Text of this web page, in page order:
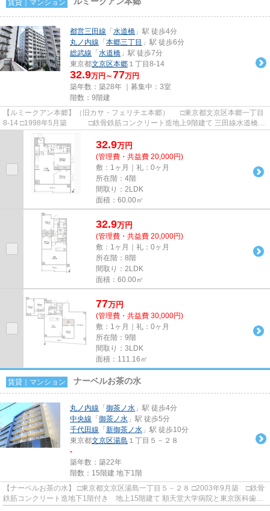
賃貸｜マンション
都営三田線 「 水道橋 」駅 徒歩4分
丸ノ内線 「 本郷三丁目 」駅 徒歩6分
総武線 「 水道橋 」駅 徒歩7分
東京都文京区本郷 １丁目8-14
32.9万円～77万円
築年数：築28年 ｜募集中： 3室
階数：9階建
【ルミークアン本郷】（旧カサ・フェリチエ本郷） □東京都文京区本郷一丁目
8-14 □1998年5月築 □鉄骨鉄筋コンクリート造地上9階建て 三田線水道橋駅
から徒歩4分の立地に建つ...
32.9万円
(管理費・共益費 20,000円)
敷：1ヶ月｜礼：0ヶ月
所在階：4階
間取り：2LDK
面積：60.00㎡
32.9万円
(管理費・共益費 20,000円)
敷：1ヶ月｜礼：0ヶ月
所在階：8階
間取り：2LDK
面積：60.00㎡
77万円
(管理費・共益費 30,000円)
敷：1ヶ月｜礼：0ヶ月
所在階：9階
間取り：3LDK
面積：111.16㎡
賃貸｜マンション ナーベルお茶の水
丸ノ内線 「 御茶ノ水 」駅 徒歩4分
中央線 「 御茶ノ水 」駅 徒歩5分
千代田線 「 新御茶ノ水 」駅 徒歩10分
東京都文京区湯島 １丁目５－２８
-
築年数：築22年
階数：15階建 地下1階
【ナーベルお茶の水】 □東京都文京区湯島一丁目５－２８ □2003年9月築 □鉄骨
鉄筋コンクリート造地下1階付き 地上15階建て 順天堂大学病院と東京医科歯科